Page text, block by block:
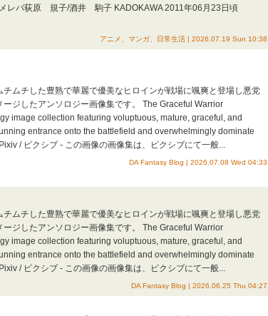
レバ荻原 規子/酒井 駒子 KADOKAWA 2011年06月23日頃
アニメ、マンガ、日常生活 | 2026.07.19 Sun 10:38
チムチした豊熟で華麗で優美なヒロインが戦場に颯爽と登場し悪党
ジしたアンソロジー画像集です。 The Graceful Warrior
image collection featuring voluptuous, mature, graceful, and
entrance onto the battlefield and overwhelmingly dominate
/ ピクシブ - この画像の画像集は、ピクシブにて一般...
DA Fantasy Blog | 2026.07.08 Wed 04:33
チムチした豊熟で華麗で優美なヒロインが戦場に颯爽と登場し悪党
ジしたアンソロジー画像集です。 The Graceful Warrior
image collection featuring voluptuous, mature, graceful, and
entrance onto the battlefield and overwhelmingly dominate
/ ピクシブ - この画像の画像集は、ピクシブにて一般...
DA Fantasy Blog | 2026.06.25 Thu 04:27